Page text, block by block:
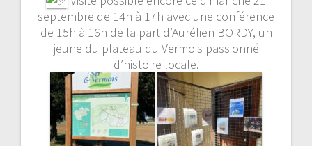
septembre de 14h à 17h avec une conférence
de 15h à 16h de la part d’Aurélien BORDY, un
jeune du plateau du Vermois passionné
d’histoire locale.